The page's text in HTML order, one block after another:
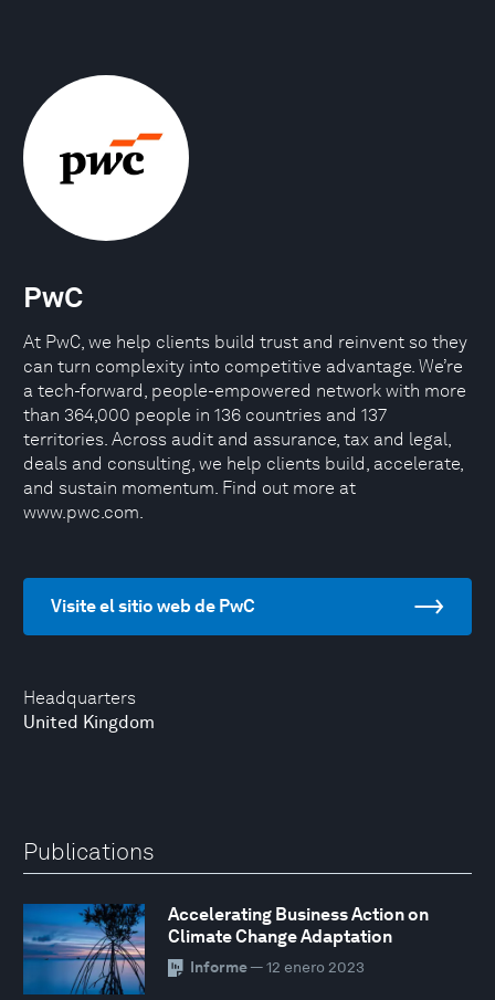
Headquarters
United Kingdom
PwC
At PwC, we help clients build trust and reinvent so they
can turn complexity into competitive advantage. We’re
a tech-forward, people-empowered network with more
than 364,000 people in 136 countries and 137
territories. Across audit and assurance, tax and legal,
deals and consulting, we help clients build, accelerate,
and sustain momentum. Find out more at
www.pwc.com.
Visite el sitio web de PwC
Publications
Accelerating Business Action on
Climate Change Adaptation
Informe— 12 enero 2023